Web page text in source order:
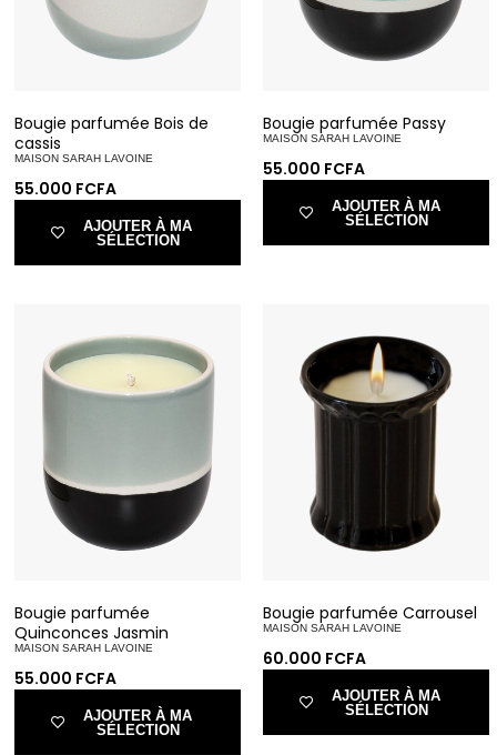
Bougie parfumée Bois de
cassis
MAISON SARAH LAVOINE
55.000 FCFA
AJOUTER À MA
SÉLECTION
Bougie parfumée Passy
MAISON SARAH LAVOINE
55.000 FCFA
AJOUTER À MA
SÉLECTION
Bougie parfumée
Quinconces Jasmin
MAISON SARAH LAVOINE
55.000 FCFA
AJOUTER À MA
SÉLECTION
Bougie parfumée Carrousel
MAISON SARAH LAVOINE
60.000 FCFA
AJOUTER À MA
SÉLECTION